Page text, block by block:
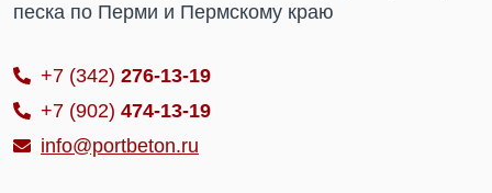
песка по Перми и Пермскому краю
+7 (342) 276-13-19
+7 (902) 474-13-19
info@portbeton.ru